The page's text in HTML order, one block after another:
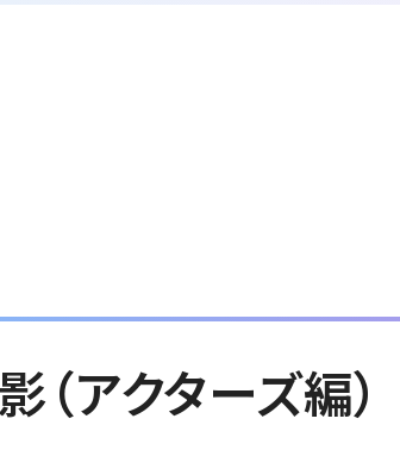
アクターズ編）